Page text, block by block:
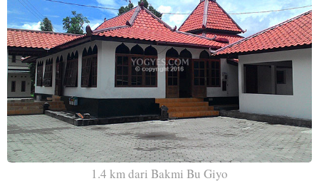
1.4 km dari Bakmi Bu Giyo